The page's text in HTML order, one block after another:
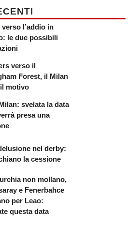
l’addio in
le due possibili
verso il
Forest, il Milan
motivo
svelata la data
presa una
nel derby:
la cessione
non mollano,
e Fenerbahce
per Leao:
questa data